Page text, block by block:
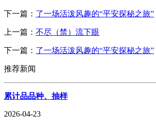
下一篇： 了一场活泼风趣的“平安探秘之旅”
上一篇： 不尽（禁）流下眼
下一篇： 了一场活泼风趣的“平安探秘之旅”
推荐新闻
累计品品种、抽样
2026-04-23